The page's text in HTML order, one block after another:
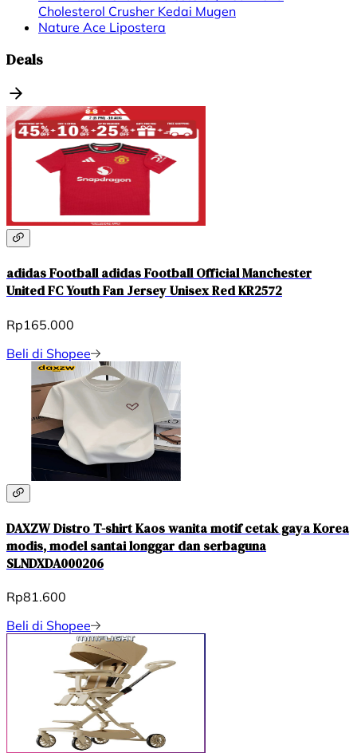
Cholesterol Crusher Kedai Mugen
Nature Ace Lipostera
Deals
adidas Football adidas Football Official Manchester
United FC Youth Fan Jersey Unisex Red KR2572
Rp165.000
Beli di Shopee
DAXZW Distro T-shirt Kaos wanita motif cetak gaya Korea
modis, model santai longgar dan serbaguna
SLNDXDA000206
Rp81.600
Beli di Shopee